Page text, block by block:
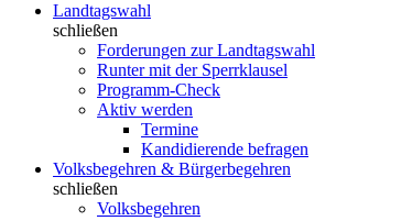
Landtagswahl
schließen
Forderungen zur Landtagswahl
Runter mit der Sperrklausel
Programm-Check
Aktiv werden
Termine
Kandidierende befragen
Volksbegehren & Bürgerbegehren
schließen
Volksbegehren